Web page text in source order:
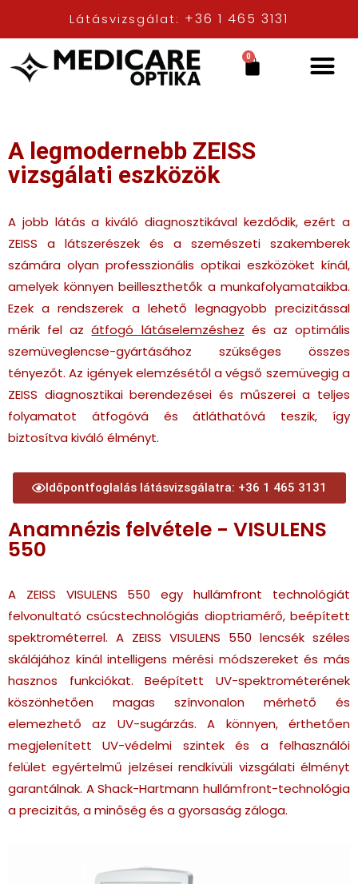
Látásvizsgálat: +36 1 465 3131
0
A legmodernebb ZEISS
vizsgálati eszközök
A jobb látás a kiváló diagnosztikával kezdődik, ezért a
ZEISS a látszerészek és a szemészeti szakemberek
számára olyan professzionális optikai eszközöket kínál,
amelyek könnyen beilleszthetők a munkafolyamataikba.
Ezek a rendszerek a lehető legnagyobb precizitással
mérik fel azátfogó látáselemzéshez és az optimális
szemüveglencse-gyártásához szükséges összes
tényezőt. Az igények elemzésétől a végső szemüvegig a
ZEISS diagnosztikai berendezései és műszerei a teljes
folyamatot átfogóvá és átláthatóvá teszik, így
biztosítva kiváló élményt.
Időpontfoglalás látásvizsgálatra: +36 1 465 3131
Anamnézis felvétele - VISULENS
550
A ZEISS VISULENS 550 egy hullámfront technológiát
felvonultató csúcstechnológiás dioptriamérő, beépített
spektrométerrel. A ZEISS VISULENS 550 lencsék széles
skálájához kínál intelligens mérési módszereket és más
hasznos funkciókat. Beépített UV-spektrométerének
köszönhetően magas színvonalon mérhető és
elemezhető az UV-sugárzás. A könnyen, érthetően
megjelenített UV-védelmi szintek és a felhasználói
felület egyértelmű jelzései rendkívüli vizsgálati élményt
garantálnak. A Shack-Hartmann hullámfront-technológia
a precizitás, a minőség és a gyorsaság záloga.